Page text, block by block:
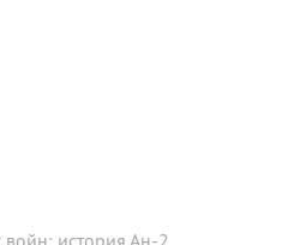
войн: история Ан-2